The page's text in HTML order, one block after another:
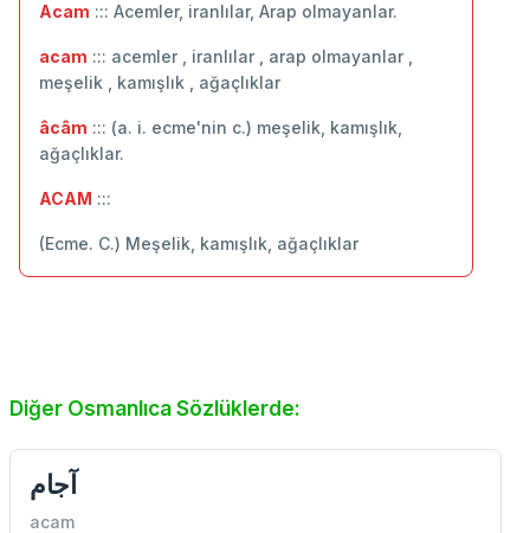
Acam ::: Acemler, iranlılar, Arap olmayanlar.
acam ::: acemler , iranlılar , arap olmayanlar ,
meşelik , kamışlık , ağaçlıklar
âcâm ::: (a. i. ecme'nin c.) meşelik, kamışlık,
ağaçlıklar.
ACAM :::
(Ecme. C.) Meşelik, kamışlık, ağaçlıklar
Diğer Osmanlıca Sözlüklerde:
آجام
acam